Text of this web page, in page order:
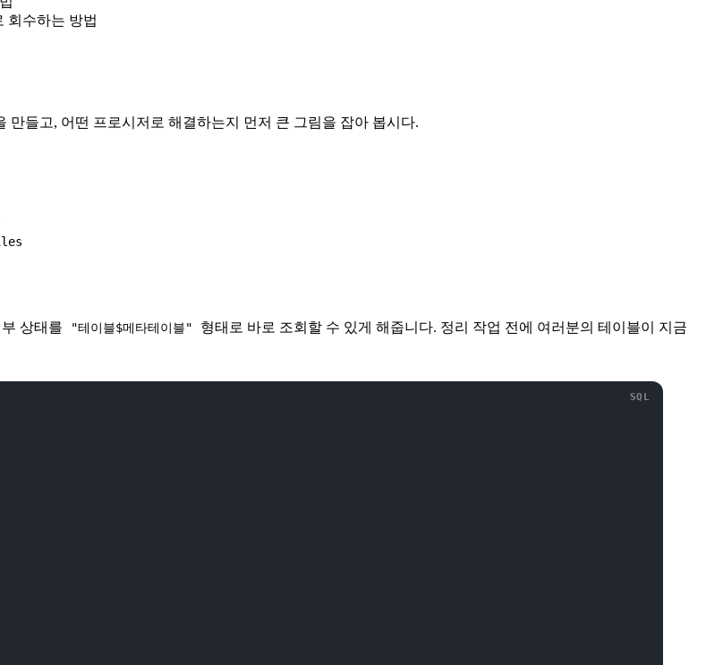
회수하는 방법
만들고, 어떤 프로시저로 해결하는지 먼저 큰 그림을 잡아 봅시다.
상태를 "테이블$메타테이블"
형태로 바로 조회할 수 있게 해줍니다. 정리 작업 전에 여러분의 테이블이 지금